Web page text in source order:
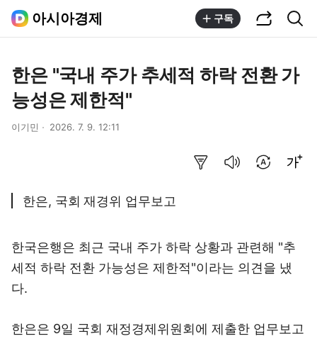
아시아경제 구독
한은 "국내 주가 추세적 하락 전환 가
능성은 제한적"
이기민 2026. 7. 9. 12:11
한은, 국회 재경위 업무보고
한국은행은 최근 국내 주가 하락 상황과 관련해 "추
세적 하락 전환 가능성은 제한적"이라는 의견을 냈
다.
한은은 9일 국회 재정경제위원회에 제출한 업무보고